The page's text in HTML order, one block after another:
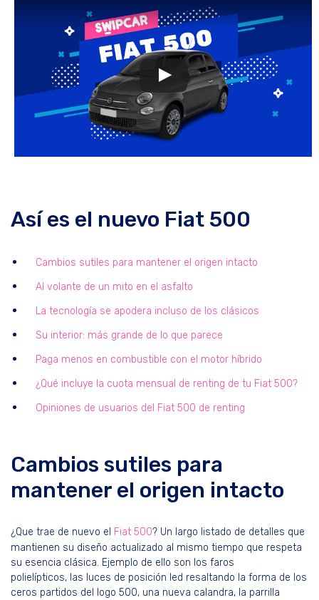
Así es el nuevo Fiat 500
Cambios sutiles para mantener el origen intacto
Al volante de un mito en el asfalto
La tecnología se apodera incluso de los clásicos
Su interior: más grande de lo que parece
Paga menos en combustible con el motor híbrido
¿Qué incluye la cuota mensual de renting de tu Fiat 500?
Opiniones de usuarios del Fiat 500 de renting
Cambios sutiles para
mantener el origen intacto
¿Que trae de nuevo el Fiat 500? Un largo listado de detalles que
mantienen su diseño actualizado al mismo tiempo que respeta
su esencia clásica. Ejemplo de ello son los faros
polielípticos, las luces de posición led resaltando la forma de los
ceros partidos del logo 500, una nueva calandra, la parrilla